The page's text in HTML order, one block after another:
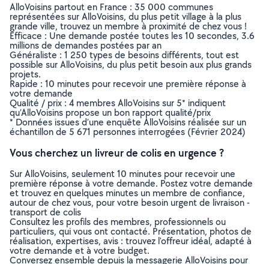
AlloVoisins partout en France : 35 000 communes
représentées sur AlloVoisins, du plus petit village à la plus
grande ville, trouvez un membre à proximité de chez vous !
Efficace : Une demande postée toutes les 10 secondes, 3.6
millions de demandes postées par an
Généraliste : 1 250 types de besoins différents, tout est
possible sur AlloVoisins, du plus petit besoin aux plus grands
projets.
Rapide : 10 minutes pour recevoir une première réponse à
votre demande
Qualité / prix : 4 membres AlloVoisins sur 5* indiquent
qu’AlloVoisins propose un bon rapport qualité/prix
* Données issues d’une enquête AlloVoisins réalisée sur un
échantillon de 5 671 personnes interrogées (Février 2024)
Vous cherchez un livreur de colis en urgence ?
Sur AlloVoisins, seulement 10 minutes pour recevoir une
première réponse à votre demande. Postez votre demande
et trouvez en quelques minutes un membre de confiance,
autour de chez vous, pour votre besoin urgent de livraison -
transport de colis
Consultez les profils des membres, professionnels ou
particuliers, qui vous ont contacté. Présentation, photos de
réalisation, expertises, avis : trouvez l'offreur idéal, adapté à
votre demande et à votre budget.
Conversez ensemble depuis la messagerie AlloVoisins pour